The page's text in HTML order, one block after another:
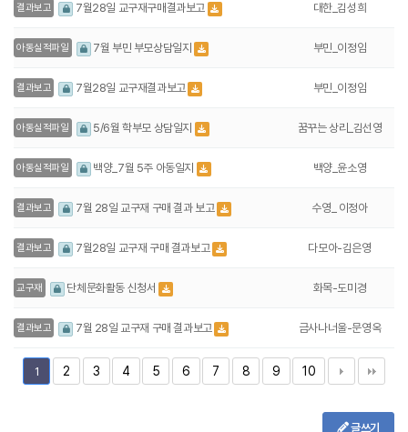
결과보고 7월28일 교구재구매결과보고 대한_김성희
아동실적파일 7월 부민 부모상담일지 부민_이정임
결과보고 7월28일 교구재결과보고 부민_이정임
아동실적파일 5/6월 학부모 상담일지 꿈꾸는 상리_김선영
아동실적파일 백양_7월 5주 아동일지 백양_윤소영
결과보고 7월 28일 교구재 구매 결과 보고 수영_ 이정아
결과보고 7월28일 교구재 구매 결과보고 다모아-김은영
교구재 단체문화활동 신청서 화목-도미경
결과보고 7월 28일 교구재 구매 결과보고 금사나너울-문영옥
1 2 3 4 5 6 7 8 9 10
글쓰기